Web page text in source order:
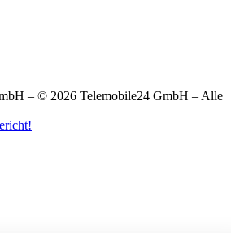
– © 2026 Telemobile24 GmbH – Alle